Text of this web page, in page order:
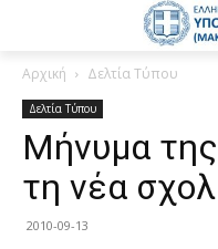
Αρχική Δελτία Τύπου
Δελτία Τύπου
Μήνυμα
τη νέα
2010-09-13